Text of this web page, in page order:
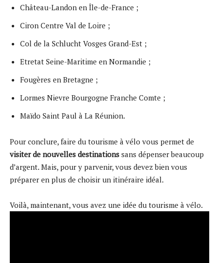
Château-Landon en Île-de-France ;
Ciron Centre Val de Loire ;
Col de la Schlucht Vosges Grand-Est ;
Etretat Seine-Maritime en Normandie ;
Fougères en Bretagne ;
Lormes Nievre Bourgogne Franche Comte ;
Maïdo Saint Paul à La Réunion.
Pour conclure, faire du tourisme à vélo vous permet de
visiter de nouvelles destinations sans dépenser beaucoup
d’argent. Mais, pour y parvenir, vous devez bien vous
préparer en plus de choisir un itinéraire idéal.
Voilà, maintenant, vous avez une idée du tourisme à vélo.